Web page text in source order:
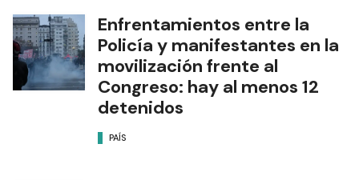
Enfrentamientos entre la
Policía y manifestantes en la
movilización frente al
Congreso: hay al menos 12
detenidos
PAÍS